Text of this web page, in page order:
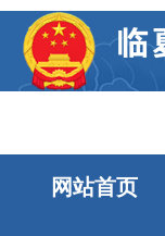
网站首页